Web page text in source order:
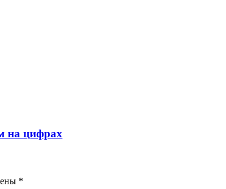
на цифрах
*